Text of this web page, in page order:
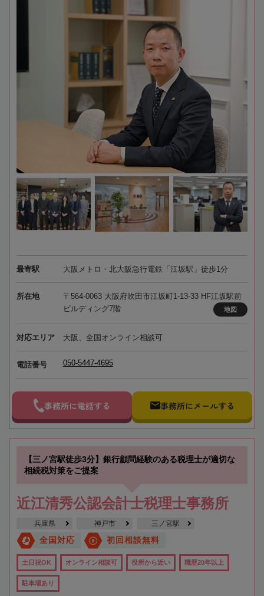
最寄駅 大阪メトロ・北大阪急行電鉄「江坂駅」徒歩1分
所在地
〒564-0063 大阪府吹田市江坂町1-13-33 HF江坂駅前
ビルディング7階
地図
対応エリア 大阪、全国オンライン相談可
電話番号 050-5447-4695
事務所に電話する 事務所にメールする
【三ノ宮駅徒歩3分】銀行顧問経験のある税理士が適切な
相続税対策をご提案
近江清秀公認会計士税理士事務所
兵庫県 神戸市 三ノ宮駅
全国対応 初回相談無料
土日祝OK オンライン相談可 役所から近い 職歴20年以上
駐車場あり